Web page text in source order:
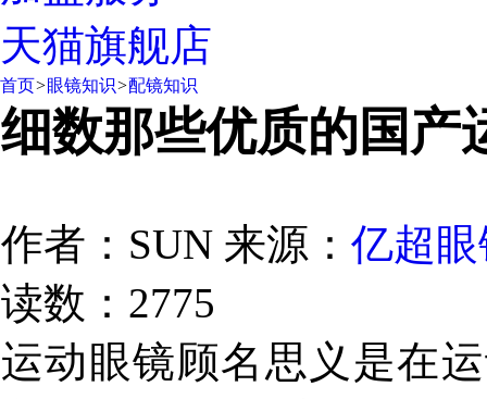
天猫旗舰店
首页>眼镜知识>配镜知识
细数那些优质的国产
作者：SUN 来源： 亿超
读数：2775
运动眼镜顾名思义是在